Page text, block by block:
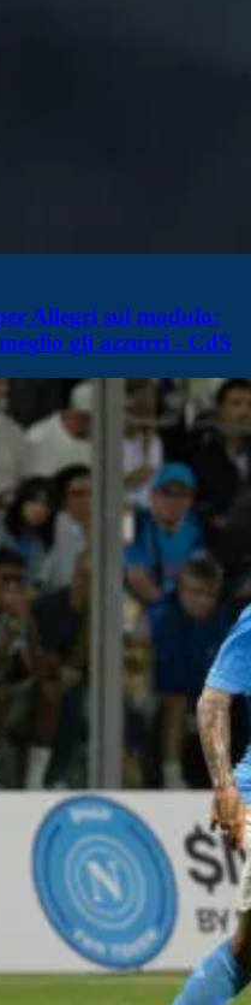
Allegri sul modulo:
gli azzurri - CdS